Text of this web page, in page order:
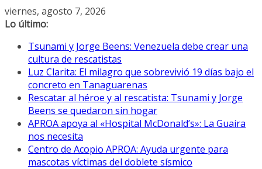
Saltar
al
viernes, agosto 7, 2026
Lo último:
Tsunami y Jorge Beens: Venezuela debe crear una
cultura de rescatistas
Luz Clarita: El milagro que sobrevivió 19 días bajo el
concreto en Tanaguarenas
Rescatar al héroe y al rescatista: Tsunami y Jorge
Beens se quedaron sin hogar
APROA apoya al «Hospital McDonald’s»: La Guaira
nos necesita
Centro de Acopio APROA: Ayuda urgente para
mascotas víctimas del doblete sísmico